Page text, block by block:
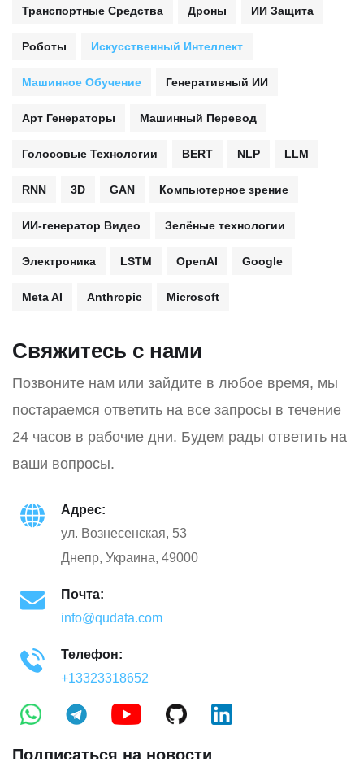
Транспортные Средства Дроны ИИ Защита
Роботы Искусственный Интеллект
Машинное Обучение Генеративный ИИ
Арт Генераторы Машинный Перевод
Голосовые Технологии BERT NLP LLM
RNN 3D GAN Компьютерное зрение
ИИ-генератор Видео Зелёные технологии
Электроника LSTM OpenAI Google
Meta AI Anthropic Microsoft
Свяжитесь с нами
Позвоните нам или зайдите в любое время, мы
постараемся ответить на все запросы в течение
24 часов в рабочие дни. Будем рады ответить на
ваши вопросы.
Адрес:
ул. Вознесенская, 53
Днепр, Украина, 49000
Почта:
info@qudata.com
Телефон:
+13323318652
Подписаться на новости